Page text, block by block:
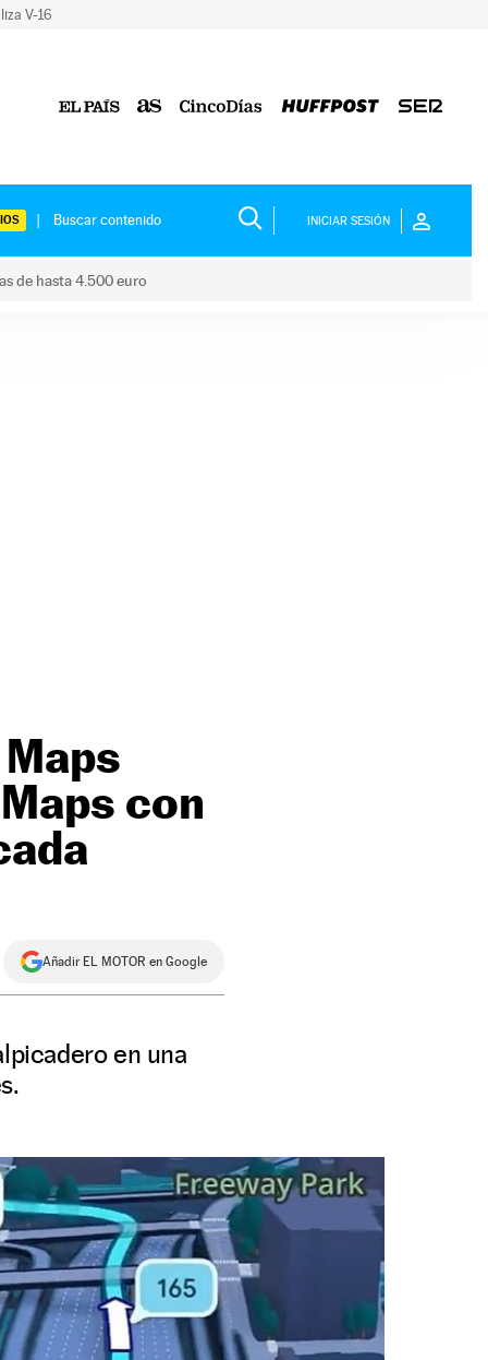
V-16
INICIAR SESIÓN
de hasta 4.500 euro
con
Añadir EL MOTOR en Google
en una